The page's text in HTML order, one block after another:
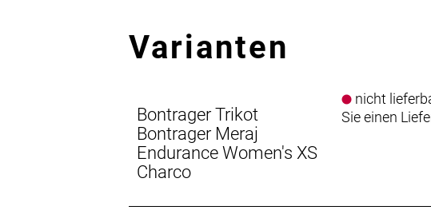
Varianten
Bontrager Trikot
Bontrager Meraj
Endurance Women's XS
Charco
nicht
Sie einen